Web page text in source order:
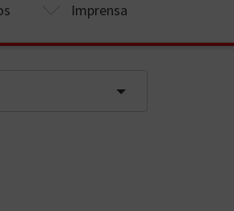
Imprensa